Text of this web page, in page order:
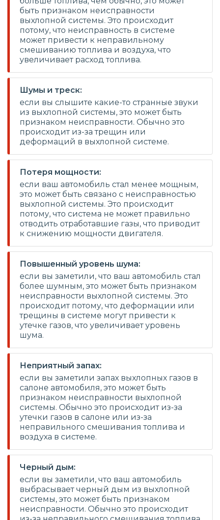
быть признаком неисправности
выхлопной системы. Это происходит
потому, что неисправность в системе
может привести к неправильному
смешиванию топлива и воздуха, что
увеличивает расход топлива.
Шумы и треск:
если вы слышите какие-то странные звуки
из выхлопной системы, это может быть
признаком неисправности. Обычно это
происходит из-за трещин или
деформаций в выхлопной системе.
Потеря мощности:
если ваш автомобиль стал менее мощным,
это может быть связано с неисправностью
выхлопной системы. Это происходит
потому, что система не может правильно
отводить отработавшие газы, что приводит
к снижению мощности двигателя.
Повышенный уровень шума:
если вы заметили, что ваш автомобиль стал
более шумным, это может быть признаком
неисправности выхлопной системы. Это
происходит потому, что деформации или
трещины в системе могут привести к
утечке газов, что увеличивает уровень
шума.
Неприятный запах:
если вы заметили запах выхлопных газов в
салоне автомобиля, это может быть
признаком неисправности выхлопной
системы. Обычно это происходит из-за
утечки газов в салоне или из-за
неправильного смешивания топлива и
воздуха в системе.
Черный дым:
если вы заметили, что ваш автомобиль
выбрасывает черный дым из выхлопной
системы, это может быть признаком
неисправности. Обычно это происходит